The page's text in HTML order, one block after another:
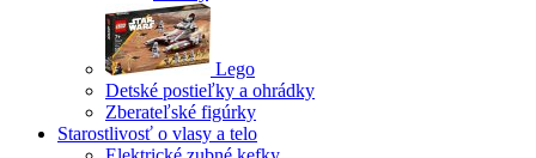
Lego
Detské postieľky a ohrádky
Zberateľské figúrky
Starostlivosť o vlasy a telo